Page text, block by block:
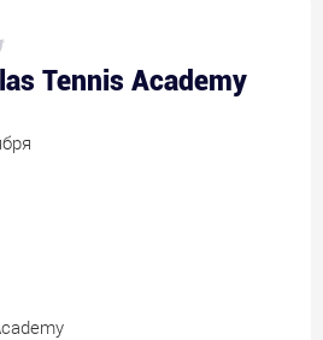
Tennis Academy